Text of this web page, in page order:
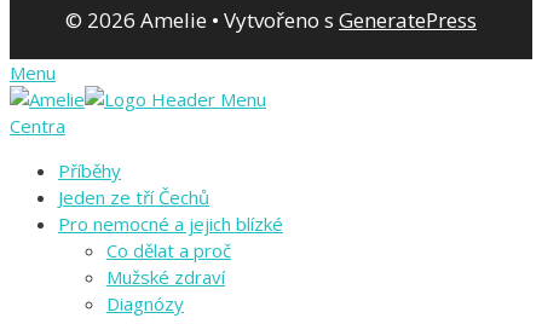
© 2026 Amelie • Vytvořeno s GeneratePress
Menu
Centra
Příběhy
Jeden ze tří Čechů
Pro nemocné a jejich blízké
Co dělat a proč
Mužské zdraví
Diagnózy